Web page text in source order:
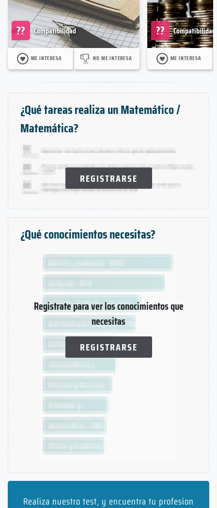
Compatibilidad
??
ME INTERESA NO ME INTERESA
Compatibilidad
??
ME INTERESA
¿Qué tareas realiza un Matemático /
Matemática?
REGISTRARSE
¿Qué conocimientos necesitas?
Registrate para ver los conocimientos que
necesitas
REGISTRARSE
Realiza nuestro test, y encuentra tu profesion